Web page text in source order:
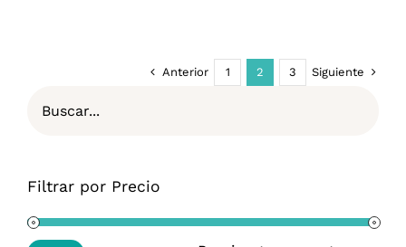
$3,600.00
hasta
Anterior 1 2 3 Siguiente
Filtrar por Precio